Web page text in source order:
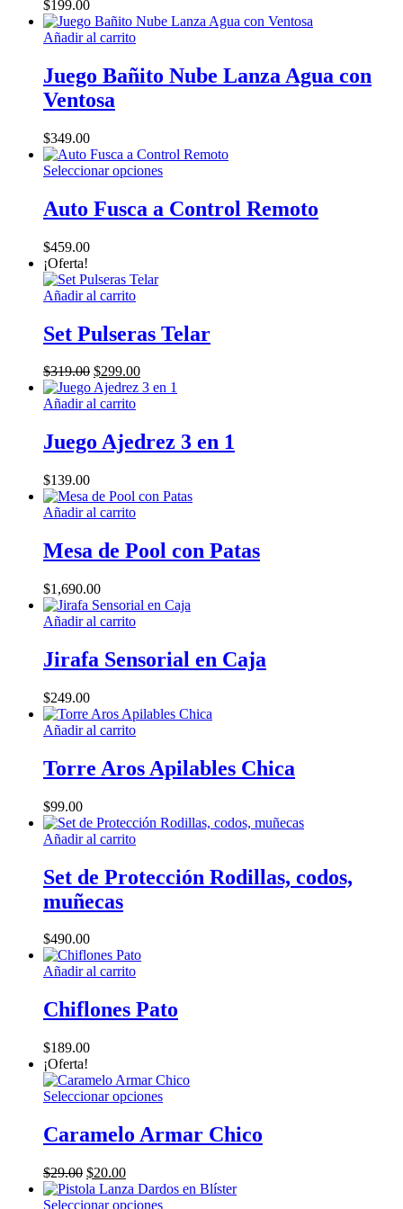
$199.00
Añadir al carrito
Juego Bañito Nube Lanza Agua con
Ventosa
$349.00
Seleccionar opcionesEste
tiene
múltiples
en
la
de
producto
Auto Fusca a Control Remoto
$459.00
¡Oferta!
Añadir al carrito
Set Pulseras Telar
$319.00 El
precio
original
$319.00.
$299.00El
precio
$299.00.
Añadir al carrito
Juego Ajedrez 3 en 1
$139.00
Añadir al carrito
Mesa de Pool con Patas
$1,690.00
Añadir al carrito
Jirafa Sensorial en Caja
$249.00
Añadir al carrito
Torre Aros Apilables Chica
$99.00
Añadir al carrito
Set de Protección Rodillas, codos,
muñecas
$490.00
Añadir al carrito
Chiflones Pato
$189.00
¡Oferta!
Seleccionar opcionesEste
múltiples
opciones
Caramelo Armar Chico
$29.00 El
precio
original
$20.00El
precio
actual
Seleccionar opcionesEste